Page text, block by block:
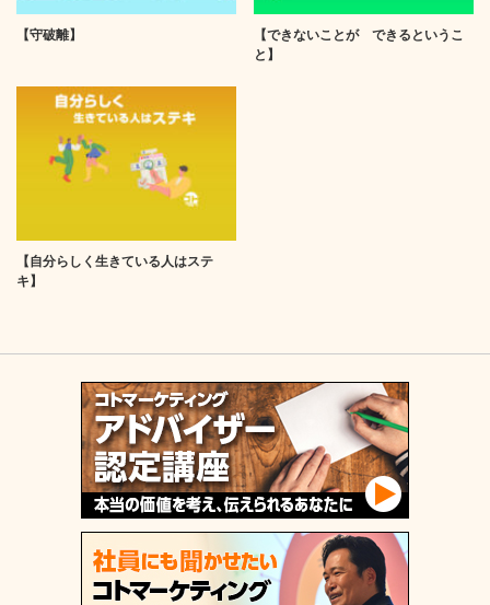
【守破離】
【できないことが できるというこ
と】
【自分らしく生きている人はステ
キ】